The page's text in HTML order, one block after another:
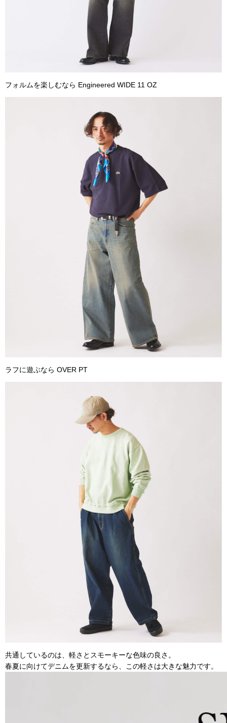
フォルムを楽しむなら Engineered WIDE 11 OZ
ラフに遊ぶなら OVER PT
共通しているのは、軽さとスモーキーな色味の良さ。
春夏に向けてデニムを更新するなら、この軽さは大きな魅力です。